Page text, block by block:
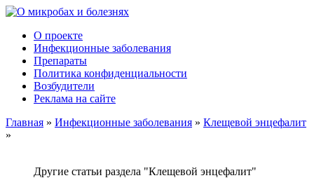
О проекте
Инфекционные заболевания
Препараты
Политика конфиденциальности
Возбудители
Реклама на сайте
Главная » Инфекционные заболевания » Клещевой энцефалит
»
Другие статьи раздела "Клещевой энцефалит"